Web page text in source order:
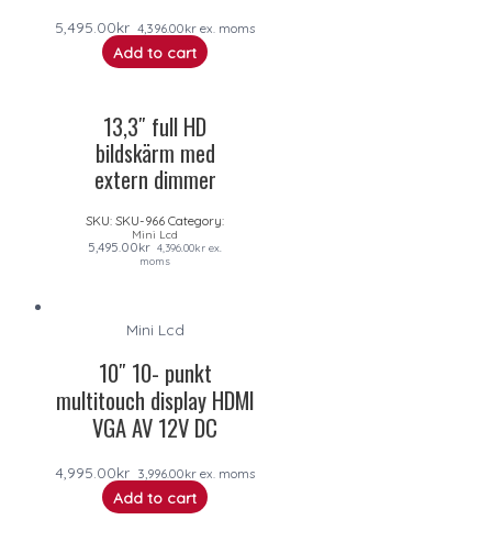
5,495.00kr 4,396.00kr ex. moms
Add to cart
13,3″ full HD
bildskärm med
extern dimmer
SKU: SKU-966 Category:
Mini Lcd
5,495.00kr 4,396.00kr ex.
moms
Mini Lcd
10″ 10- punkt
multitouch display HDMI
VGA AV 12V DC
4,995.00kr 3,996.00kr ex. moms
Add to cart